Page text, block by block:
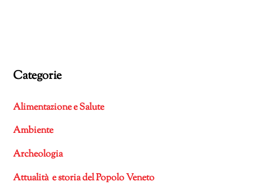
Categorie
Alimentazione e Salute
Ambiente
Archeologia
Attualità e storia del Popolo Veneto